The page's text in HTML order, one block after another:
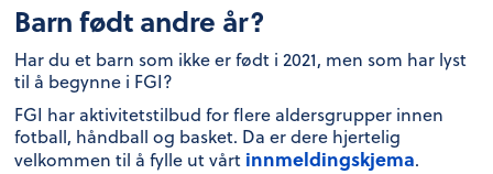
Barn født andre år?
Har du et barn som ikke er født i 2021, men som har lyst
til å begynne i FGI?
FGI har aktivitetstilbud for flere aldersgrupper innen
fotball, håndball og basket. Da er dere hjertelig
velkommen til å fylle ut vårt innmeldingskjema.